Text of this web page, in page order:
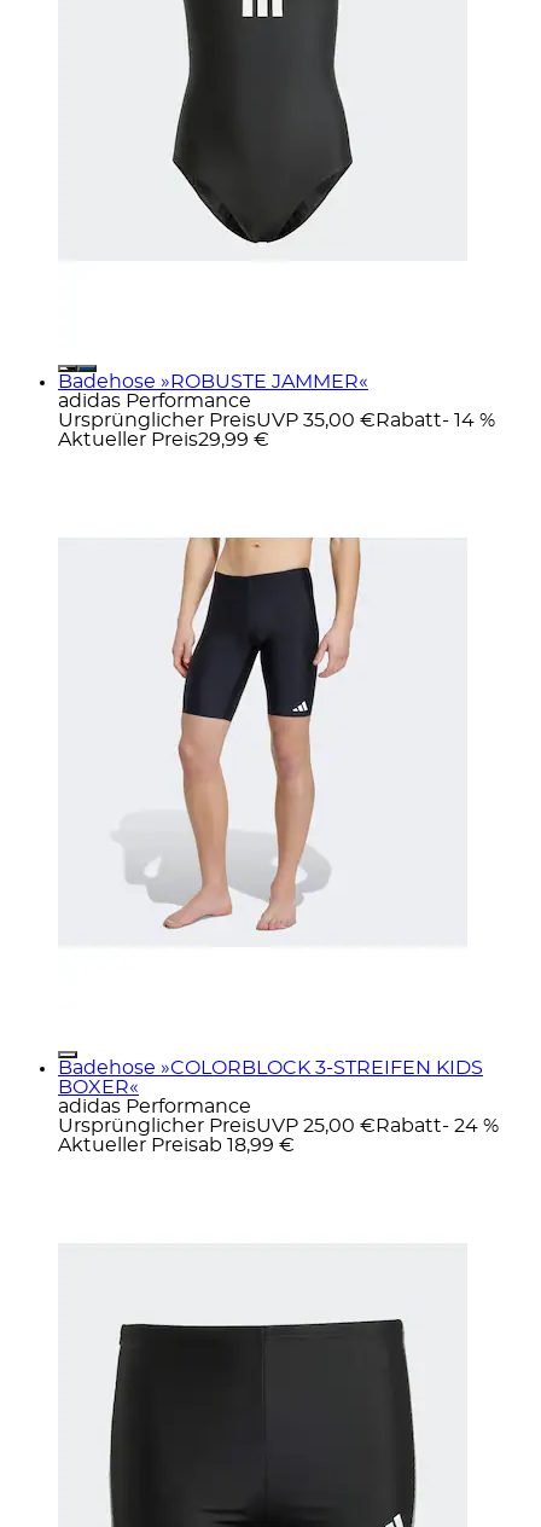
Badehose »ROBUSTE JAMMER«
adidas Performance
Ursprünglicher PreisUVP 35,00 € Rabatt- 14 %
Aktueller Preis29,99 €
Badehose »COLORBLOCK 3-STREIFEN KIDS
BOXER«
adidas Performance
Ursprünglicher PreisUVP 25,00 € Rabatt- 24 %
Aktueller Preisab 18,99 €